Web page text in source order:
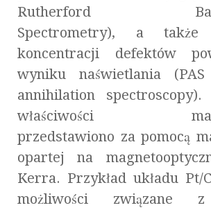
Rutherford
Spectrometry), a
koncentracji defektów
wyniku naświetlania
annihilation spectroscopy).
właściwości
przedstawiono za pomocą
opartej na
Kerra. Przykład układu Pt/
możliwości związane